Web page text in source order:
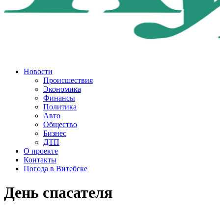
Новости
Происшествия
Экономика
Финансы
Политика
Авто
Общество
Бизнес
ДТП
О проекте
Контакты
Погода в Витебске
День спасателя